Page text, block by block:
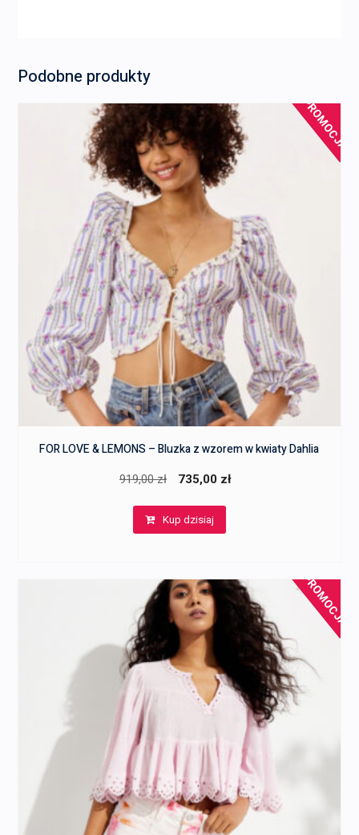
Podobne produkty
PROMOCJA!
FOR LOVE & LEMONS – Bluzka z wzorem w kwiaty Dahlia
919,00zł
Pierwotna
wynosiła:
735,00 zł
Kup dzisiaj
PROMOCJA!